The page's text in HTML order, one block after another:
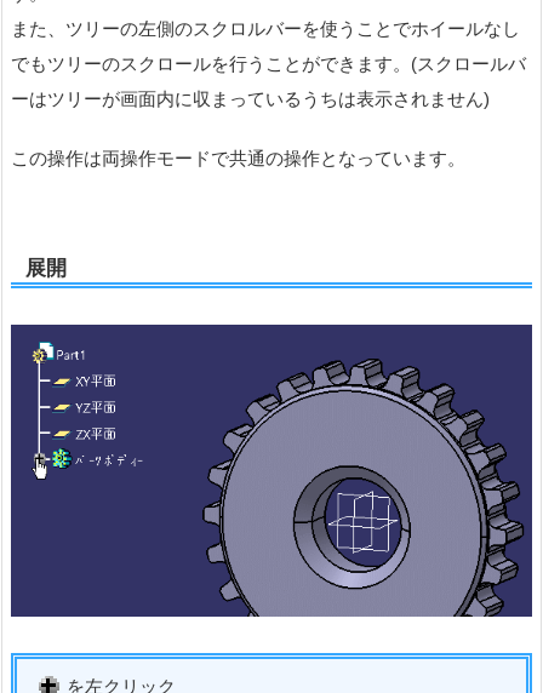
また、ツリーの左側のスクロルバーを使うことでホイールなし
でもツリーのスクロールを行うことができます。(スクロールバ
ーはツリーが画面内に収まっているうちは表示されません)
この操作は両操作モードで共通の操作となっています。
展開
を左クリック